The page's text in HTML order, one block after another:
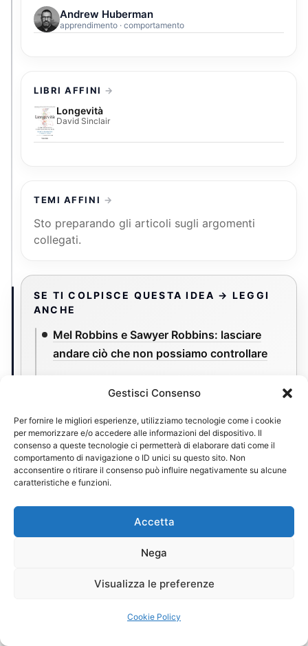
Gestisci Consenso
Per fornire le migliori esperienze, utilizziamo tecnologie come i cookie
per memorizzare e/o accedere alle informazioni del dispositivo. Il
consenso a queste tecnologie ci permetterà di elaborare dati come il
comportamento di navigazione o ID unici su questo sito. Non
acconsentire o ritirare il consenso può influire negativamente su alcune
caratteristiche e funzioni.
Accetta
Nega
Visualizza le preferenze
Cookie Policy
Andrew Huberman
apprendimento · comportamento
LIBRI AFFINI
Longevità
David Sinclair
TEMI AFFINI
Sto preparando gli articoli sugli argomenti
collegati.
SE TI COLPISCE QUESTA IDEA → LEGGI
ANCHE
Mel Robbins e Sawyer Robbins: lasciare
andare ciò che non possiamo controllare
Robert T. Kiyosaki e la conoscenza che
Jocko Willink e la disciplina che rende davvero
liberi
Le voci più lette in
Salute nutrizione e